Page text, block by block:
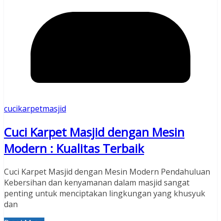
cucikarpetmasjid
Cuci Karpet Masjid dengan Mesin
Modern : Kualitas Terbaik
Cuci Karpet Masjid dengan Mesin Modern Pendahuluan
Kebersihan dan kenyamanan dalam masjid sangat
penting untuk menciptakan lingkungan yang khusyuk
dan